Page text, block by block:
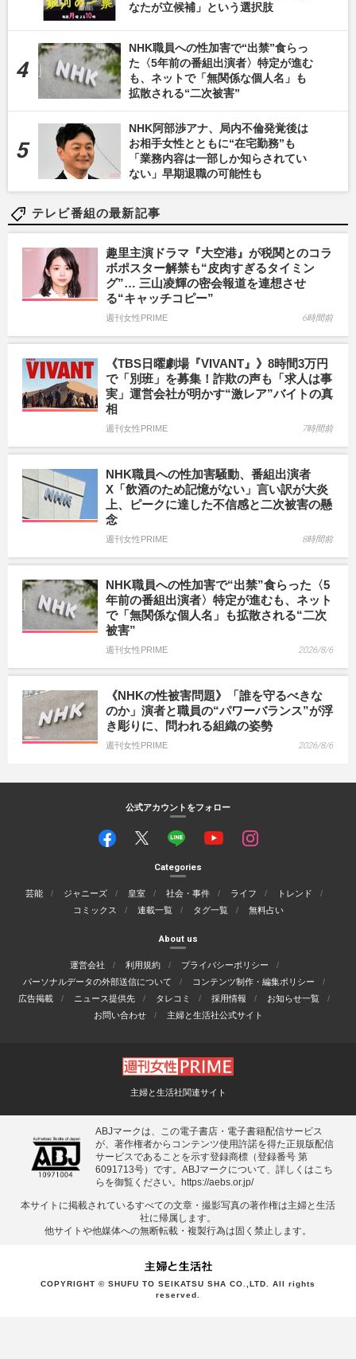
なたが立候補」という選択肢
NHK職員への性加害で“出禁”食らっ
た〈5年前の番組出演者〉特定が進む
も、ネットで「無関係な個人名」も
拡散される“二次被害”
NHK阿部渉アナ、局内不倫発覚後は
お相手女性とともに“在宅勤務”も
「業務内容は一部しか知らされてい
ない」早期退職の可能性も
テレビ番組の最新記事
趣里主演ドラマ『大空港』が税関とのコラ
ボポスター解禁も“皮肉すぎるタイミン
グ”… 三山凌輝の密会報道を連想させ
る“キャッチコピー”
週刊女性PRIME 6時間前
《TBS日曜劇場『VIVANT』》8時間3万円
で「別班」を募集！詐欺の声も「求人は事
実」運営会社が明かす“激レア”バイトの真
相
週刊女性PRIME 7時間前
NHK職員への性加害騒動、番組出演者
X「飲酒のため記憶がない」言い訳が大炎
上、ピークに達した不信感と二次被害の懸
念
週刊女性PRIME 8時間前
NHK職員への性加害で“出禁”食らった〈5
年前の番組出演者〉特定が進むも、ネット
で「無関係な個人名」も拡散される“二次
被害”
週刊女性PRIME 2026/8/6
《NHKの性被害問題》「誰を守るべきな
のか」演者と職員の“パワーバランス”が浮
き彫りに、問われる組織の姿勢
週刊女性PRIME 2026/8/6
公式アカウントをフォロー
Categories
芸能 ジャニーズ 皇室 社会・事件 ライフ
トレンド
コミックス
連載一覧 タグ一覧 無料占い
About us
運営会社 利用規約
プライバシーポリシー
パーソナルデータの外部送信について
コンテンツ制作・編集ポリシー
広告掲載
ニュース提供先 タレコミ 採用情報
お知らせ一覧
お問い合わせ
主婦と生活社公式サイト
主婦と生活社関連サイト
ABJマークは、この電子書店・電子書籍配信サービス
が、著作権者からコンテンツ使用許諾を得た正規版配信
サービスであることを示す登録商標（登録番号 第
6091713号）です。ABJマークについて、詳しくはこち
らを御覧ください。
https://aebs.or.jp/
本サイトに掲載されているすべての⽂章・撮影写真の著作権は主婦と⽣活
社に帰属します。
他サイトや他媒体への無断転載・複製⾏為は固く禁⽌します。
COPYRIGHT © SHUFU TO SEIKATSU SHA CO.,LTD. All rights
reserved.